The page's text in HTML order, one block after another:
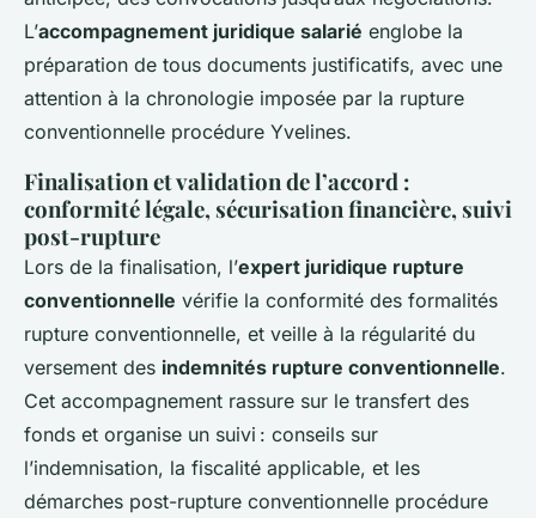
L’accompagnement juridique salarié englobe la
préparation de tous documents justificatifs, avec une
attention à la chronologie imposée par la rupture
conventionnelle procédure Yvelines.
Finalisation et validation de l’accord :
conformité légale, sécurisation financière, suivi
post-rupture
Lors de la finalisation, l’expert juridique rupture
conventionnelle vérifie la conformité des formalités
rupture conventionnelle, et veille à la régularité du
versement des indemnités rupture conventionnelle.
Cet accompagnement rassure sur le transfert des
fonds et organise un suivi : conseils sur
l’indemnisation, la fiscalité applicable, et les
démarches post-rupture conventionnelle procédure